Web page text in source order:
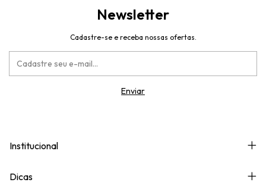
Newsletter
Cadastre-se e receba nossas ofertas.
Institucional
Dicas